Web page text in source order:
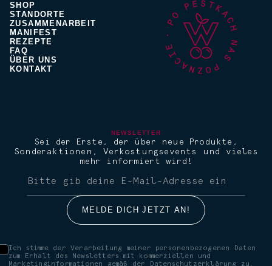
SHOP
STANDORTE
ZUSAMMENARBEIT
MANIFEST
REZEPTE
FAQ
ÜBER UNS
KONTAKT
NEWSLETTER
Sei der Erste, der über neue Produkte,
Sonderaktionen, Verkostungsevents und vieles
mehr informiert wird!
Ich stimme der Verarbeitung meiner personenbezogenen Daten
zum Erhalt des Newsletters mit kommerziellen und
Marketinginformationen gemäß der Datenschutzerklärung zu.